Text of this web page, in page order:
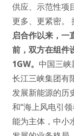
供应、示范性项
更多、更紧密。
启合作以来，一
前，双方在组件
1GW。 中国三
长江三峡集团有
发展新能源的历
和“海上风电引
能为主体，中小